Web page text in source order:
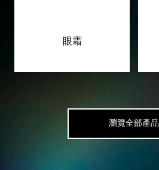
眼霜
瀏覽全部產品